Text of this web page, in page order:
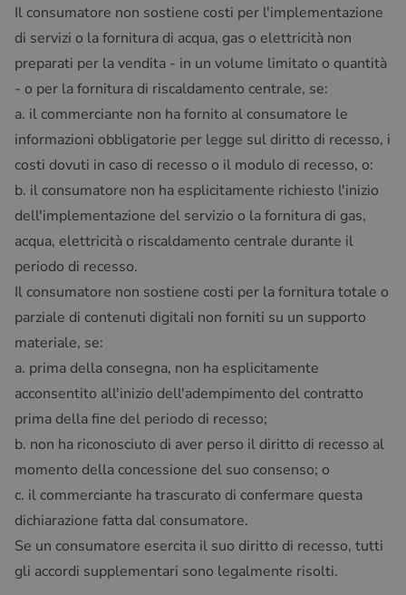
Il consumatore non sostiene costi per l'implementazione
di servizi o la fornitura di acqua, gas o elettricità non
preparati per la vendita - in un volume limitato o quantità
- o per la fornitura di riscaldamento centrale, se:
a. il commerciante non ha fornito al consumatore le
informazioni obbligatorie per legge sul diritto di recesso, i
costi dovuti in caso di recesso o il modulo di recesso, o:
b. il consumatore non ha esplicitamente richiesto l'inizio
dell'implementazione del servizio o la fornitura di gas,
acqua, elettricità o riscaldamento centrale durante il
periodo di recesso.
Il consumatore non sostiene costi per la fornitura totale o
parziale di contenuti digitali non forniti su un supporto
materiale, se:
a. prima della consegna, non ha esplicitamente
acconsentito all'inizio dell'adempimento del contratto
prima della fine del periodo di recesso;
b. non ha riconosciuto di aver perso il diritto di recesso al
momento della concessione del suo consenso; o
c. il commerciante ha trascurato di confermare questa
dichiarazione fatta dal consumatore.
Se un consumatore esercita il suo diritto di recesso, tutti
gli accordi supplementari sono legalmente risolti.